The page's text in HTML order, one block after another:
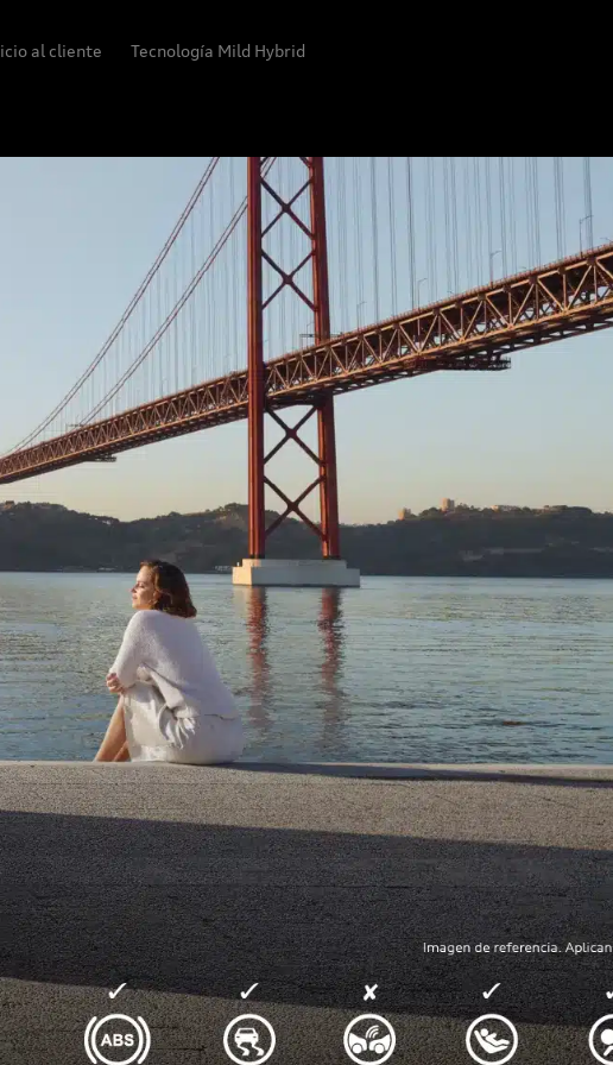
al cliente Tecnología Mild Hybrid